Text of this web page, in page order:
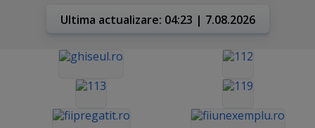
Ultima actualizare: 04:23 | 7.08.2026